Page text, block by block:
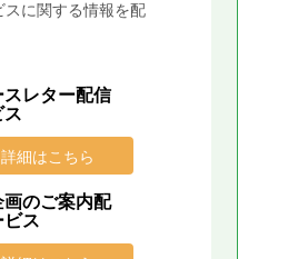
スに関する情報を配
スレター配信
ス
詳細はこちら
画のご案内配
ビス